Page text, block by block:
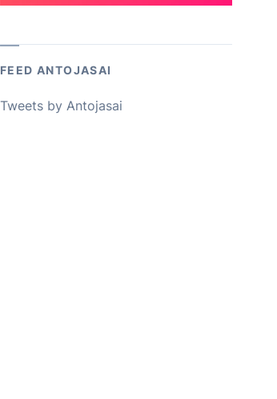
FEED ANTOJASAI
Tweets by Antojasai